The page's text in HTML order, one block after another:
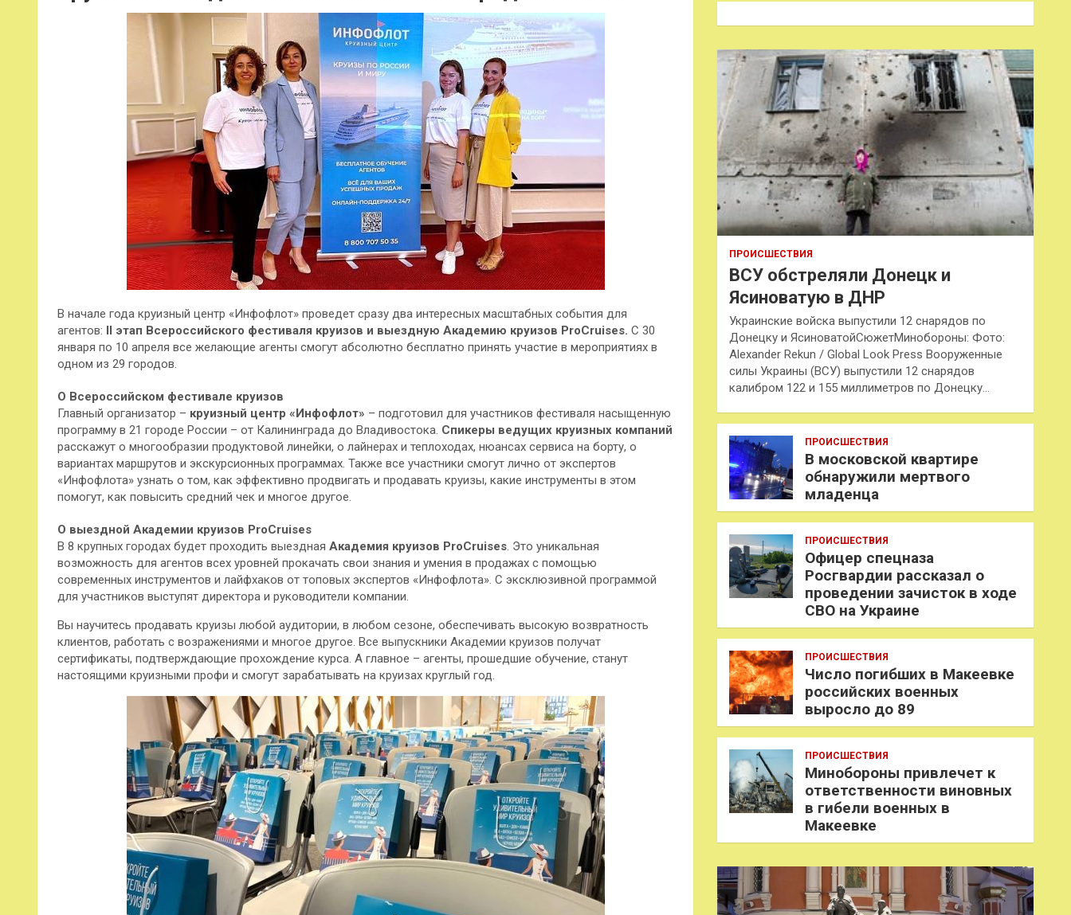
В начале года круизный центр «Инфофлот» проведет сразу два интересных масштабных события для
агентов: II этап Всероссийского фестиваля круизов и выездную Академию круизов ProCruises. С 30
января по 10 апреля все желающие агенты смогут абсолютно бесплатно принять участие в мероприятиях в
одном из 29 городов.
О Всероссийском фестивале круизов
Главный организатор – круизный центр «Инфофлот» – подготовил для участников фестиваля насыщенную
программу в 21 городе России – от Калининграда до Владивостока. Спикеры ведущих круизных компаний
расскажут о многообразии продуктовой линейки, о лайнерах и теплоходах, нюансах сервиса на борту, о
вариантах маршрутов и экскурсионных программах. Также все участники смогут лично от экспертов
«Инфофлота» узнать о том, как эффективно продвигать и продавать круизы, какие инструменты в этом
помогут, как повысить средний чек и многое другое.
О выездной Академии круизов ProCruises
В 8 крупных городах будет проходить выездная Академия круизов ProCruises. Это уникальная
возможность для агентов всех уровней прокачать свои знания и умения в продажах с помощью
современных инструментов и лайфхаков от топовых экспертов «Инфофлота». С эксклюзивной программой
для участников выступят директора и руководители компании.
Вы научитесь продавать круизы любой аудитории, в любом сезоне, обеспечивать высокую возвратность
клиентов, работать с возражениями и многое другое. Все выпускники Академии круизов получат
сертификаты, подтверждающие прохождение курса. А главное – агенты, прошедшие обучение, станут
настоящими круизными профи и смогут зарабатывать на круизах круглый год.
к
ПРОИСШЕСТВИЯ
ВСУ обстреляли Донецк и
Ясиноватую в ДНР
Украинские войска выпустили 12 снарядов по
Донецку и ЯсиноватойСюжетМинобороны: Фото:
Alexander Rekun / Global Look Press Вооруженные
силы Украины (ВСУ) выпустили 12 снарядов
калибром 122 и 155 миллиметров по Донецку…
ПРОИСШЕСТВИЯ
В московской квартире
обнаружили мертвого
младенца
ПРОИСШЕСТВИЯ
Офицер спецназа
Росгвардии рассказал о
проведении зачисток в ходе
СВО на Украине
ПРОИСШЕСТВИЯ
Число погибших в Макеевке
российских военных
выросло до 89
ПРОИСШЕСТВИЯ
Минобороны привлечет к
ответственности виновных
в гибели военных в
Макеевке